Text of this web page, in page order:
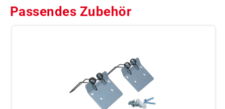
Passendes Zubehör